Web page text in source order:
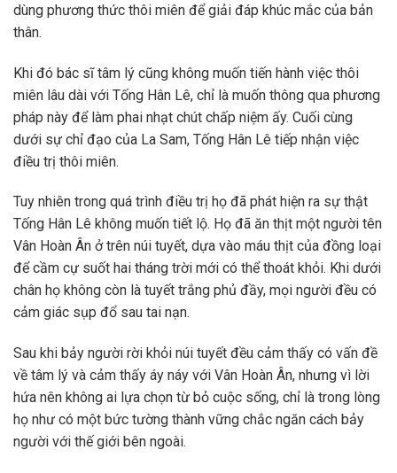
dùng phương thức thôi miên để giải đáp khúc mắc của bản
thân.
Khi đó bác sĩ tâm lý cũng không muốn tiến hành việc thôi
miên lâu dài với Tống Hân Lê, chỉ là muốn thông qua phương
pháp này để làm phai nhạt chút chấp niệm ấy. Cuối cùng
dưới sự chỉ đạo của La Sam, Tống Hân Lê tiếp nhận việc
điều trị thôi miên.
Tuy nhiên trong quá trình điều trị họ đã phát hiện ra sự thật
Tống Hân Lê không muốn tiết lộ. Họ đã ăn thịt một người tên
Vân Hoàn Ân ở trên núi tuyết, dựa vào máu thịt của đồng loại
để cầm cự suốt hai tháng trời mới có thể thoát khỏi. Khi dưới
chân họ không còn là tuyết trắng phủ đầy, mọi người đều có
cảm giác sụp đổ sau tai nạn.
Sau khi bảy người rời khỏi núi tuyết đều cảm thấy có vấn đề
về tâm lý và cảm thấy áy náy với Vân Hoàn Ân, nhưng vì lời
hứa nên không ai lựa chọn từ bỏ cuộc sống, chỉ là trong lòng
họ như có một bức tường thành vững chắc ngăn cách bảy
người với thế giới bên ngoài.